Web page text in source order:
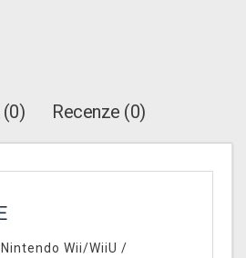
(0) Recenze (0)
Nintendo Wii/WiiU /